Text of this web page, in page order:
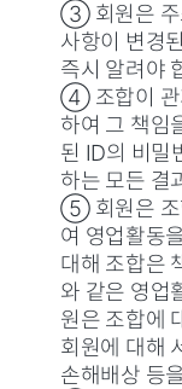
③ 회원은 주
사항이 변경
즉시 알려야
④ 조합이 관
하여 그 책임
된 ID의 비밀
하는 모든 결
⑤ 회원은 조
여 영업활동
대해 조합은
와 같은 영업
원은 조합에
회원에 대해
손해배상 등